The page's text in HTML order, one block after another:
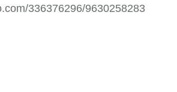
336376296/9630258283